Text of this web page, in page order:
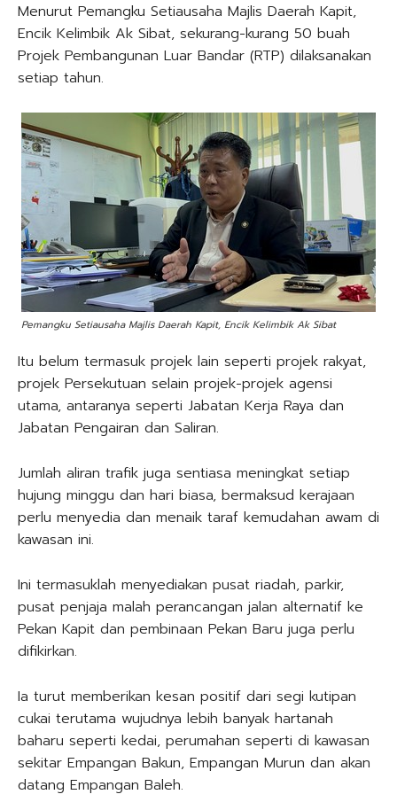
Menurut Pemangku Setiausaha Majlis Daerah Kapit,
Encik Kelimbik Ak Sibat, sekurang-kurang 50 buah
Projek Pembangunan Luar Bandar (RTP) dilaksanakan
setiap tahun.
Pemangku Setiausaha Majlis Daerah Kapit, Encik Kelimbik Ak Sibat
Itu belum termasuk projek lain seperti projek rakyat,
projek Persekutuan selain projek-projek agensi
utama, antaranya seperti Jabatan Kerja Raya dan
Jabatan Pengairan dan Saliran.
Jumlah aliran trafik juga sentiasa meningkat setiap
hujung minggu dan hari biasa, bermaksud kerajaan
perlu menyedia dan menaik taraf kemudahan awam di
kawasan ini.
Ini termasuklah menyediakan pusat riadah, parkir,
pusat penjaja malah perancangan jalan alternatif ke
Pekan Kapit dan pembinaan Pekan Baru juga perlu
difikirkan.
Ia turut memberikan kesan positif dari segi kutipan
cukai terutama wujudnya lebih banyak hartanah
baharu seperti kedai, perumahan seperti di kawasan
sekitar Empangan Bakun, Empangan Murun dan akan
datang Empangan Baleh.